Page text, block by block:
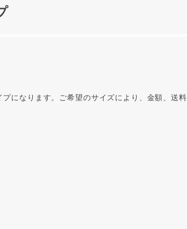
になります。ご希望のサイズにより、金額、送料